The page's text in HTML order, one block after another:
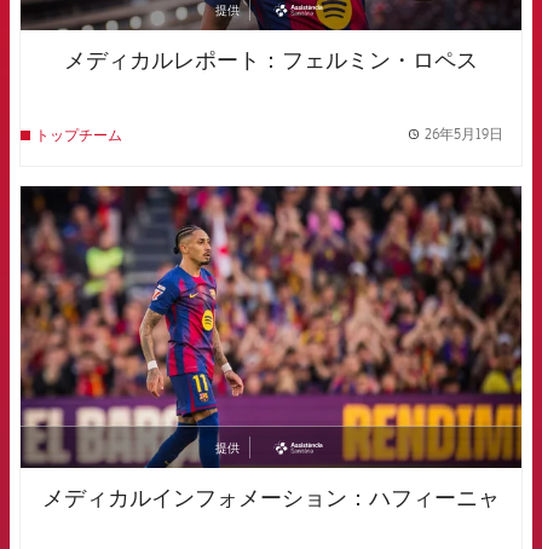
提供
asistencia
メディカルレポート：フェルミン・ロペス
トップチーム 26年5月19日
FCB Barcelona badge
提供
asistencia
メディカルインフォメーション：ハフィーニャ